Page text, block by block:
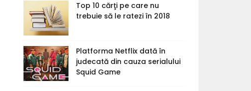
Top 10 cărţi pe care nu
trebuie să le ratezi în 2018
Platforma Netflix dată în
judecată din cauza serialului
Squid Game